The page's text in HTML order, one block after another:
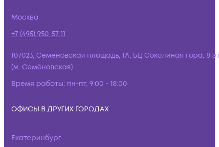
Москва
+7 (495) 950-57-11
107023, Семёновская площадь, 1А, БЦ Соколиная гора, 8
(м. Семёновская)
Время работы: пн-пт, 9:00 - 18:00
ОФИСЫ В ДРУГИХ ГОРОДАХ
Екатеринбург